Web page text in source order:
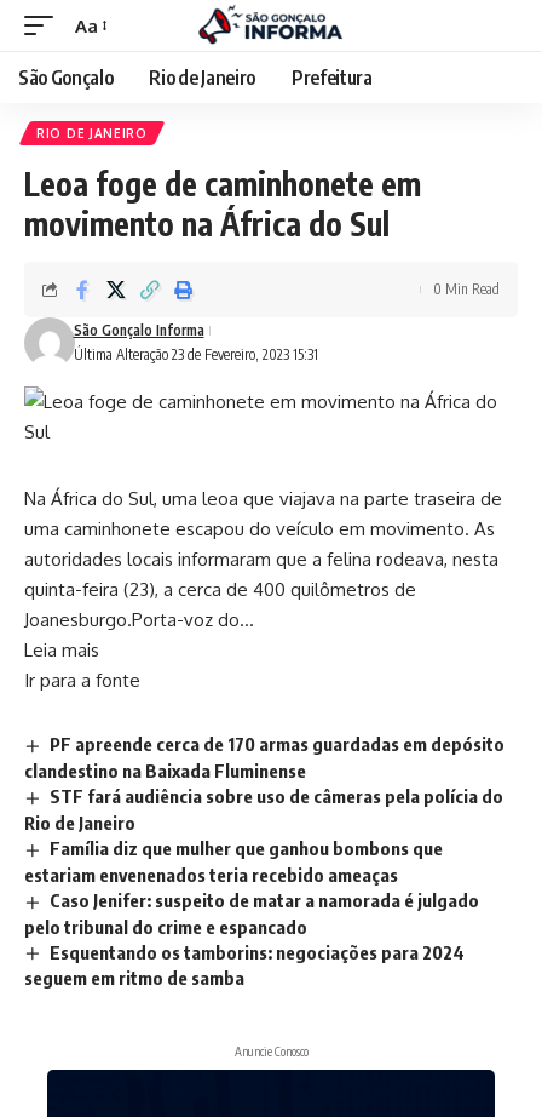
Aa
São Gonçalo Rio de Janeiro Prefeitura
RIO DE JANEIRO
Leoa foge de caminhonete em
movimento na África do Sul
Última Alteração 23 de Fevereiro, 2023 15:31
São Gonçalo Informa
0 Min Read
Na África do Sul, uma leoa que viajava na parte traseira de
uma caminhonete escapou do veículo em movimento. As
autoridades locais informaram que a felina rodeava, nesta
quinta-feira (23), a cerca de 400 quilômetros de
Joanesburgo.Porta-voz do…
Leia mais
Ir para a fonte
PF apreende cerca de 170 armas guardadas em depósito
clandestino na Baixada Fluminense
STF fará audiência sobre uso de câmeras pela polícia do
Rio de Janeiro
Família diz que mulher que ganhou bombons que
estariam envenenados teria recebido ameaças
Caso Jenifer: suspeito de matar a namorada é julgado
pelo tribunal do crime e espancado
Esquentando os tamborins: negociações para 2024
seguem em ritmo de samba
Anuncie Conosco